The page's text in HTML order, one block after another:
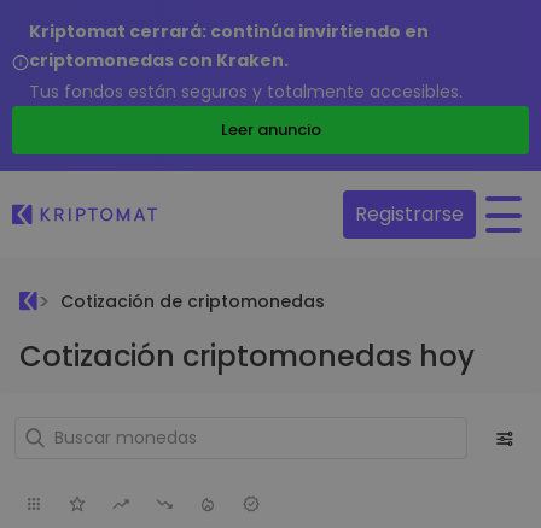
Kriptomat cerrará: continúa invirtiendo en
criptomonedas con Kraken.
Tus fondos están seguros y totalmente accesibles.
Leer anuncio
Registrarse
Cotización de criptomonedas
Cotización criptomonedas hoy